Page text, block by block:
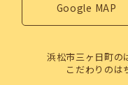
Google MAP
浜松市三ヶ日町の
こだわりのは